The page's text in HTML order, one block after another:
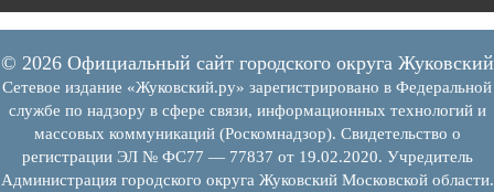
© 2026 Официальный сайт городского округа Жуковский
Сетевое издание «Жуковский.ру» зарегистрировано в Федеральной
службе по надзору в сфере связи, информационных технологий и
массовых коммуникаций (Роскомнадзор). Свидетельство о
регистрации ЭЛ № ФС77 — 77837 от 19.02.2020. Учредитель
Администрация городского округа Жуковский Московской области.